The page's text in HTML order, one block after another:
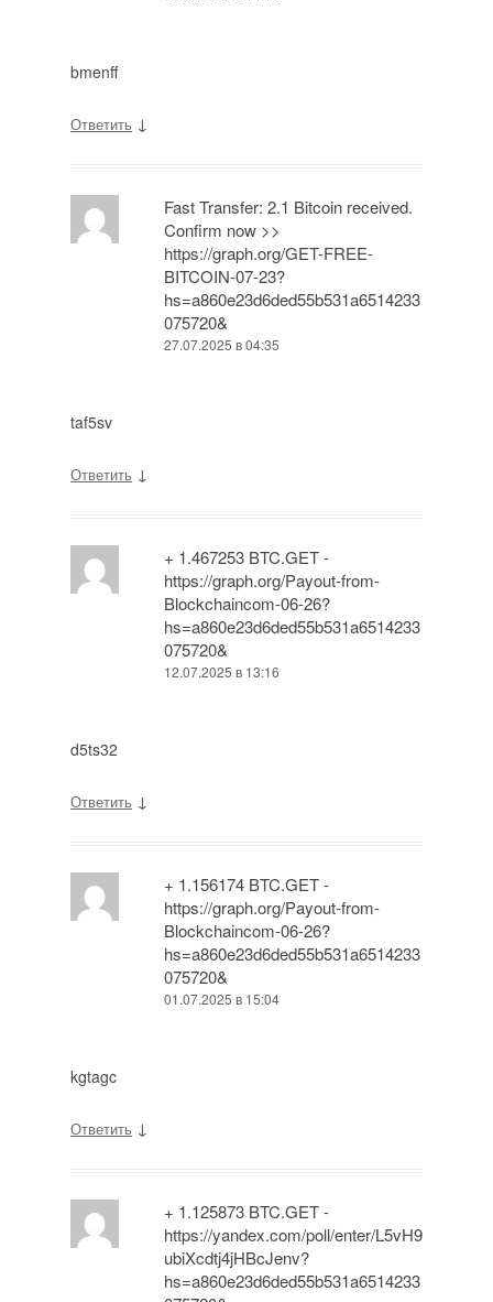
bmenff
Ответить ↓
Fast Transfer: 2.1 Bitcoin received.
Confirm now >>
https://graph.org/GET-FREE-
BITCOIN-07-23?
hs=a860e23d6ded55b531a6514233
075720&
27.07.2025 в 04:35
taf5sv
Ответить ↓
+ 1.467253 BTC.GET -
https://graph.org/Payout-from-
Blockchaincom-06-26?
hs=a860e23d6ded55b531a6514233
075720&
12.07.2025 в 13:16
d5ts32
Ответить ↓
+ 1.156174 BTC.GET -
https://graph.org/Payout-from-
Blockchaincom-06-26?
hs=a860e23d6ded55b531a6514233
075720&
01.07.2025 в 15:04
kgtagc
Ответить ↓
+ 1.125873 BTC.GET -
https://yandex.com/poll/enter/L5vH9
ubiXcdtj4jHBcJenv?
hs=a860e23d6ded55b531a6514233